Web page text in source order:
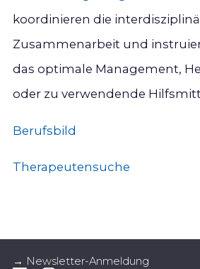
koordinieren die
Zusammenarbeit und
das optimale Management,
oder zu verwendende
Berufsbild
Therapeutensuche
→ Newsletter-Anmeldung